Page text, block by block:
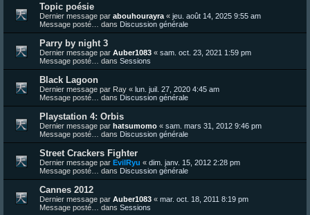
Topic poésie
Dernier message par abouhourayra « jeu. août 14, 2025 9:55 am
Message posté… dans Discussion générale
Parry by night 3
Dernier message par Auber1083 « sam. oct. 23, 2021 1:59 pm
Message posté… dans Sessions
Black Lagoon
Dernier message par Ray « lun. juil. 27, 2020 4:45 am
Message posté… dans Discussion générale
Playstation 4: Orbis
Dernier message par hatsumomo « sam. mars 31, 2012 9:46 pm
Message posté… dans Discussion générale
Street Crackers Fighter
Dernier message par EvilRyu « dim. janv. 15, 2012 2:28 pm
Message posté… dans Discussion générale
Cannes 2012
Dernier message par Auber1083 « mar. oct. 18, 2011 8:19 pm
Message posté… dans Sessions